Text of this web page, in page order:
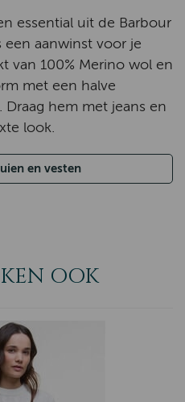
essential uit de Barbour
aanwinst voor je
van 100% Merino wol en
met een halve
hem met jeans en
look.
en vesten
OOK